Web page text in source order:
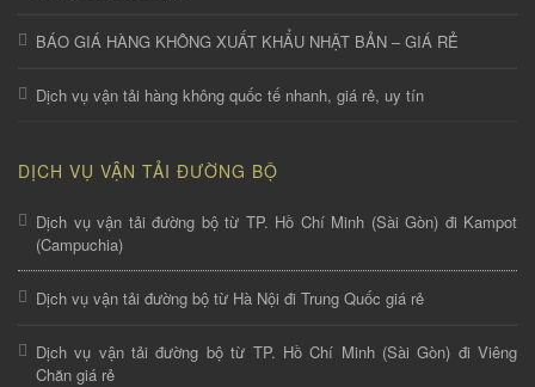
BÁO GIÁ HÀNG KHÔNG XUẤT KHẨU NHẬT BẢN – GIÁ RẺ
Dịch vụ vận tải hàng không quốc tế nhanh, giá rẻ, uy tín
DỊCH VỤ VẬN TẢI ĐƯỜNG BỘ
Dịch vụ vận tải đường bộ từ TP. Hồ Chí Minh (Sài Gòn) đi Kampot
(Campuchia)
Dịch vụ vận tải đường bộ từ Hà Nội đi Trung Quốc giá rẻ
Dịch vụ vận tải đường bộ từ TP. Hồ Chí Minh (Sài Gòn) đi Viêng
Chăn giá rẻ